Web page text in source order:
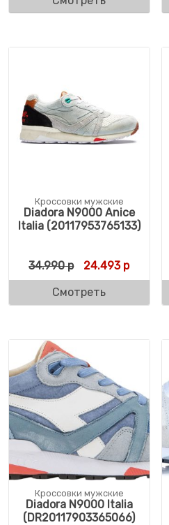
Кроссовки мужские
Diadora N9000 Anice
Italia (20117953765133)
34.990р 24.493р
Смотреть
Кроссовки мужские
Diadora N9000 Italia
(DR20117903365066)